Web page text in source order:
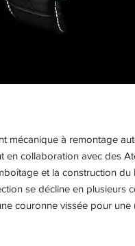
mécanique à remontage
en collaboration avec des
et la construction du
se décline en plusieurs
couronne vissée pour